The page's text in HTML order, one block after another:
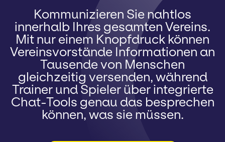
Kommunizieren Sie nahtlos
innerhalb Ihres gesamten Vereins.
Mit nur einem Knopfdruck können
Vereinsvorstände Informationen an
Tausende von Menschen
gleichzeitig versenden, während
Trainer und Spieler über integrierte
Chat-Tools genau das besprechen
können, was sie müssen.